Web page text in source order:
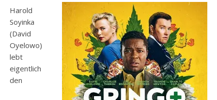
Harold
Soyinka
(David
Oyelowo)
lebt
eigentlich
den